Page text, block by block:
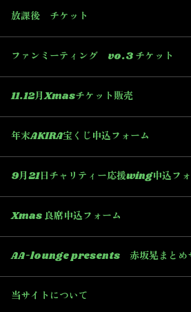
放課後 チケット
ファンミーティング vo.3 チケット
11.12月Xmasチケット販売
年末AKIRA宝くじ申込フォーム
9月21日チャリティー応援wing申込フ
Xmas 良席申込フォーム
AA-lounge presents 赤坂晃まとめ
当サイトについて